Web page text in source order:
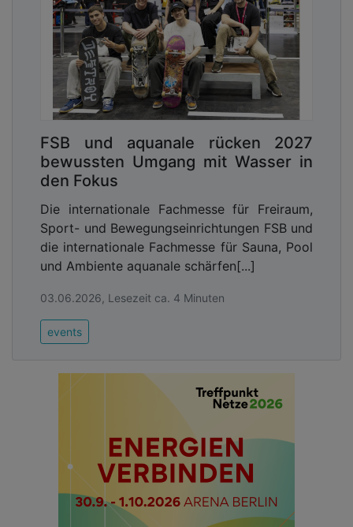
FSB und aquanale rücken 2027
bewussten Umgang mit Wasser in
den Fokus
Die internationale Fachmesse für Freiraum,
Sport- und Bewegungseinrichtungen FSB und
die internationale Fachmesse für Sauna, Pool
und Ambiente aquanale schärfen[...]
03.06.2026, Lesezeit ca. 4 Minuten
events